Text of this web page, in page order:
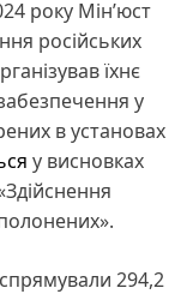
року Мін’юст
російських
їхнє
у
в установах
у висновках
294,2